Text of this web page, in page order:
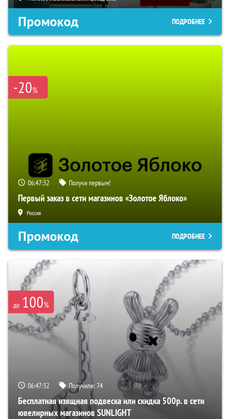
Промокод ПОДРОБНЕЕ
-20%
06:47:31 Получи первым!
Первый заказ в сети магазинов «Золотое Яблоко»
Россия
Промокод ПОДРОБНЕЕ
до 100%
06:47:31 Получили:74
Бесплатная изящная подвеска или скидка 500р. в сети
ювелирных магазинов SUNLIGHT